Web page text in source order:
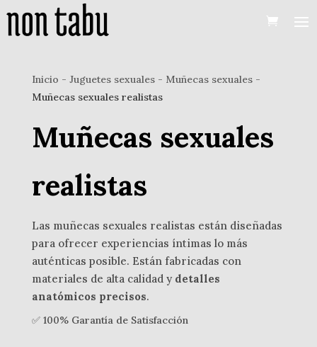
Inicio - Juguetes sexuales- Muñecas sexuales-
Muñecas sexuales realistas
Muñecas sexuales
realistas
Las muñecas sexuales realistas están diseñadas
para ofrecer experiencias íntimas lo más
auténticas posible. Están fabricadas con
materiales de alta calidad y detalles
anatómicos precisos.
✅ 100% Garantía de Satisfacción